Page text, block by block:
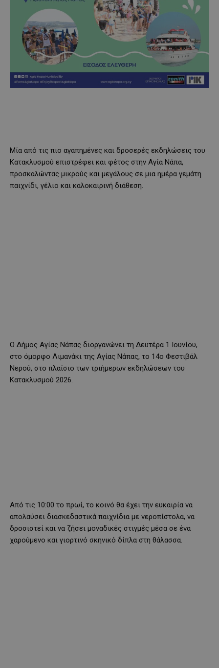
Μία από τις πιο αγαπημένες και δροσερές εκδηλώσεις του
Κατακλυσμού επιστρέφει και φέτος στην Αγία Νάπα,
προσκαλώντας μικρούς και μεγάλους σε μια ημέρα γεμάτη
παιχνίδι, γέλιο και καλοκαιρινή διάθεση.
Ο Δήμος Αγίας Νάπας διοργανώνει τη Δευτέρα 1 Ιουνίου,
στο όμορφο Λιμανάκι της Αγίας Νάπας, το 14ο Φεστιβάλ
Νερού, στο πλαίσιο των τριήμερων εκδηλώσεων του
Κατακλυσμού 2026.
Από τις 10:00 το πρωί, το κοινό θα έχει την ευκαιρία να
απολαύσει διασκεδαστικά παιχνίδια με νεροπίστολα, να
δροσιστεί και να ζήσει μοναδικές στιγμές μέσα σε ένα
χαρούμενο και γιορτινό σκηνικό δίπλα στη θάλασσα.